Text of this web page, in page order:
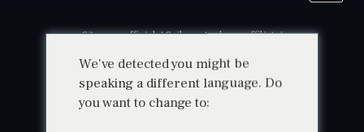
Sito non ufficiale! Sviluppato da un affiliato!
We've detected you might be
speaking a different language. Do
you want to change to: